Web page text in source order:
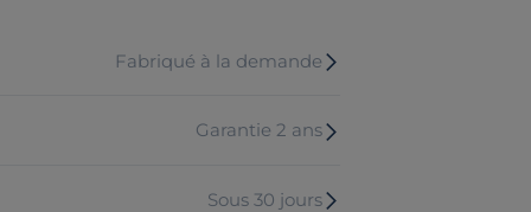
Fabriqué à la demande
Garantie 2 ans
Sous 30 jours